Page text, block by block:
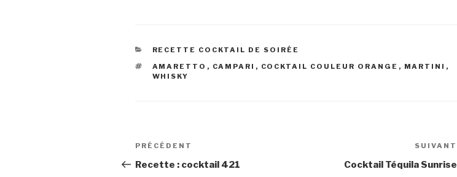
CATÉGORIES
RECETTE COCKTAIL DE SOIRÉE
ÉTIQUETTES
AMARETTO , CAMPARI , COCKTAIL COULEUR ORANGE , MARTINI ,
WHISKY
Navigation
de
Article
précédent
PRÉCÉDENT
Recette : cocktail 421
SUIVANT
Cocktail Téquila Sunrise